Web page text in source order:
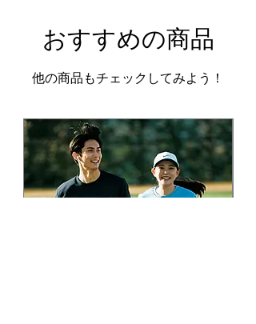
​おすすめの商品
他の商品もチェックしてみよう！